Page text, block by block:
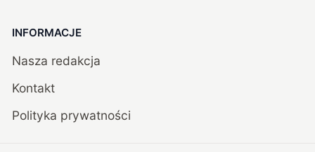
INFORMACJE
Nasza redakcja
Kontakt
Polityka prywatności